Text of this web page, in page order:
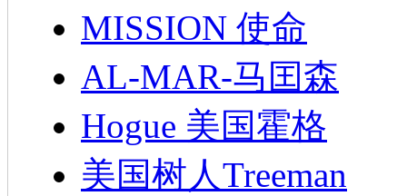
MISSION 使命
AL-MAR-马囯森
Hogue 美国霍格
美国树人Treeman